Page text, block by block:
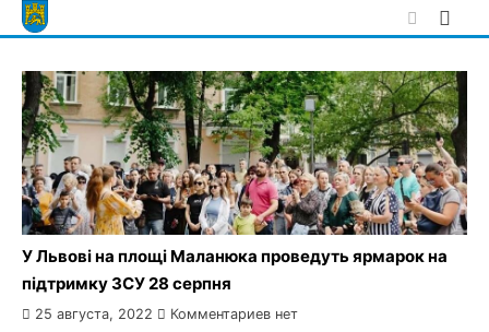
Skip
to
У Львові на площі Маланюка проведуть ярмарок на
підтримку ЗСУ 28 серпня
25 августа, 2022 Комментариев нет